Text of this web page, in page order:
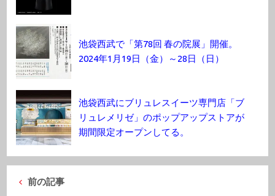
池袋西武で「第78回 春の院展」開催。
2024年1月19日（金）～28日（日）
池袋西武にブリュレスイーツ専門店「ブ
リュレメリゼ」のポップアップストアが
期間限定オープンしてる。
前の記事